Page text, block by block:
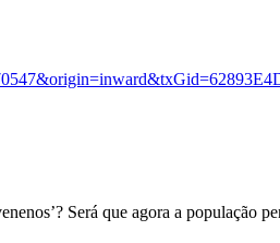
Será que agora a